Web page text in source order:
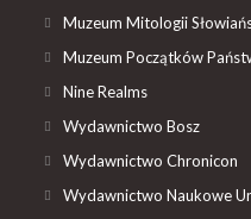
Muzeum Mitologii
Muzeum Początków
Nine Realms
Wydawnictwo Bosz
Wydawnictwo Chronicon
Wydawnictwo Naukowe